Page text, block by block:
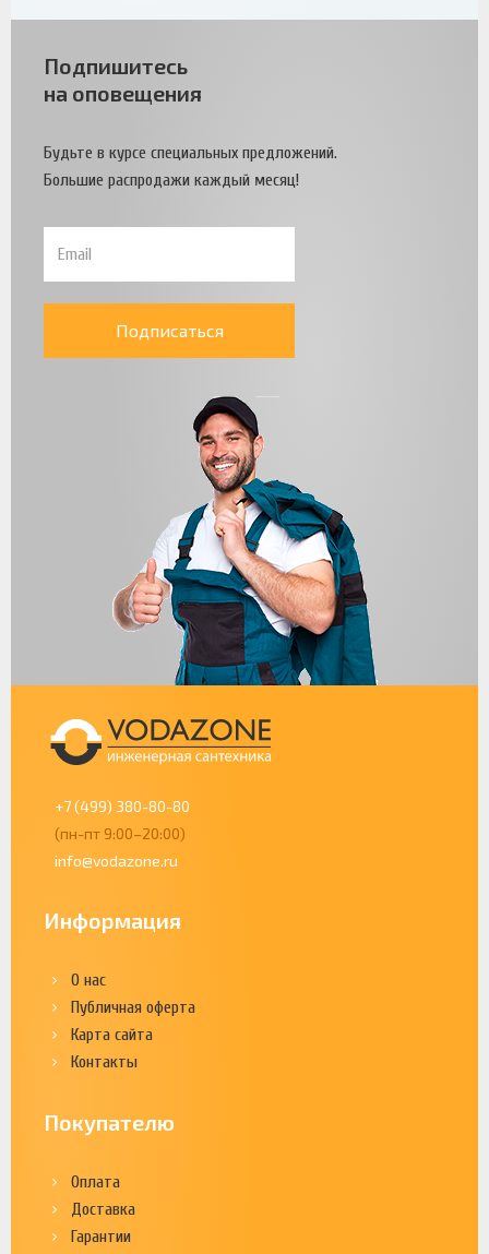
Подпишитесь
на оповещения
Будьте в курсе специальных предложений.
Большие распродажи каждый месяц!
Подписаться
+7 (499) 380-80-80
(пн-пт 9:00–20:00)
info@vodazone.ru
Информация
О нас
Публичная оферта
Карта сайта
Контакты
Покупателю
Оплата
Доставка
Гарантии